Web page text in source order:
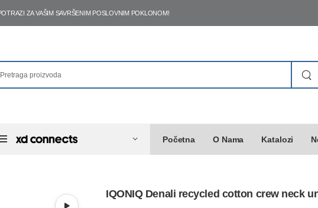
ZA VAŠIM SAVRŠENIM POSLOVNIM POKLONOM!
Početna O Nama Katalozi
IQONIQ Denali recycled cotton crew neck